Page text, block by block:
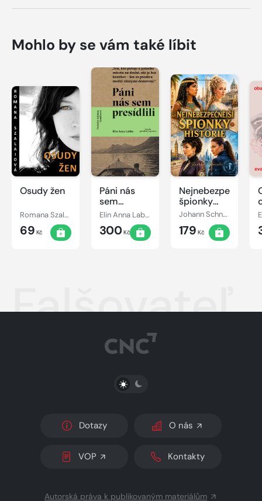
Mohlo by se vám také líbit
Osudy žen
Romana Szalaiová
69 Kč
Páni nás
sem
presídlili
Elin Anna Labba
300Kč
Nejnebezpečnější
špionky
historie
Johann Schneider
179 Kč
Falšovateľ
PŘEPNOUT SVĚTLÝ/TMAVÝ REŽIM
Dotazy O nás
VOP Kontakty
Autorská práva k publikovaným materiálům